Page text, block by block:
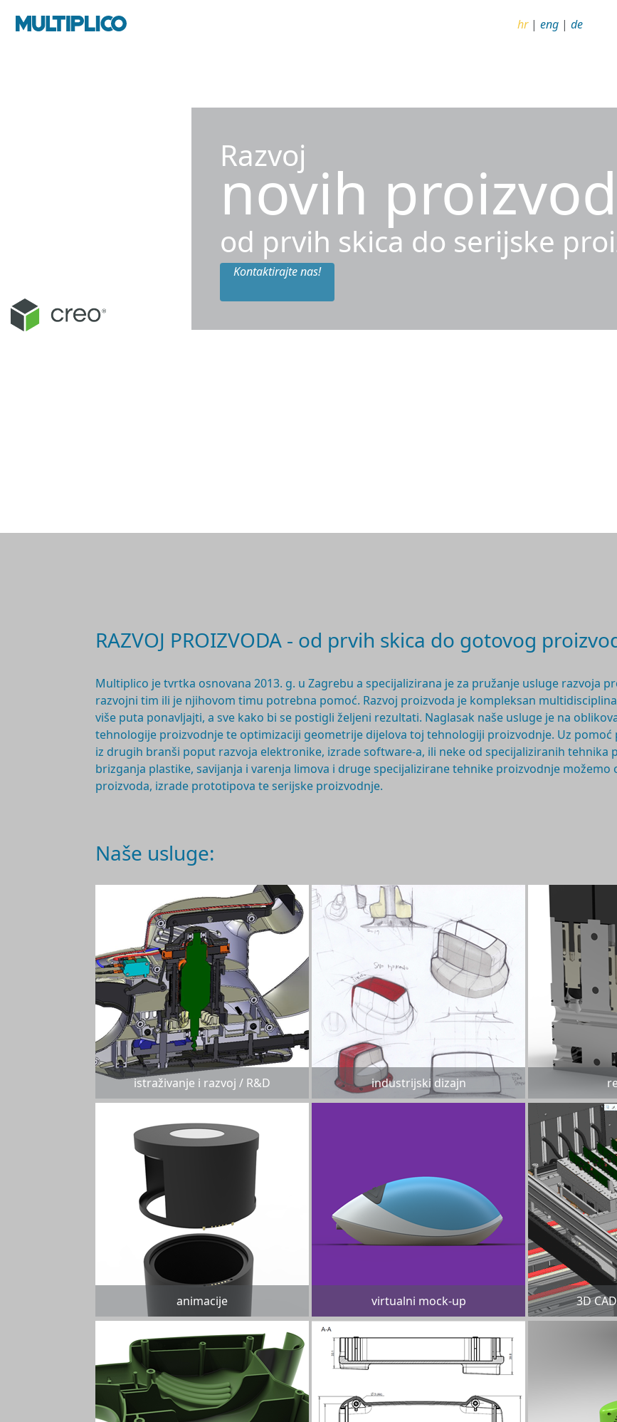
hr| eng| de
Razvoj
novih
od prvih skica do serijske
Kontaktirajte nas!
RAZVOJ PROIZVODA - od prvih skica do gotovog
Multiplico je tvrtka osnovana 2013. g. u Zagrebu a specijalizirana je za pružanje usluge razvoja
razvojni tim ili je njihovom timu potrebna pomoć. Razvoj proizvoda je kompleksan
više puta ponavljajti, a sve kako bi se postigli željeni rezultati. Naglasak naše usluge je na
tehnologije proizvodnje te optimizaciji geometrije dijelova toj tehnologiji proizvodnje. Uz
iz drugih branši poput razvoja elektronike, izrade software-a, ili neke od specijaliziranih tehnika
brizganja plastike, savijanja i varenja limova i druge specijalizirane tehnike proizvodnje
proizvoda, izrade prototipova te serijske proizvodnje.
Naše usluge:
istraživanje i razvoj / R&D industrijski dizajn
animacije virtualni mock-up 3D